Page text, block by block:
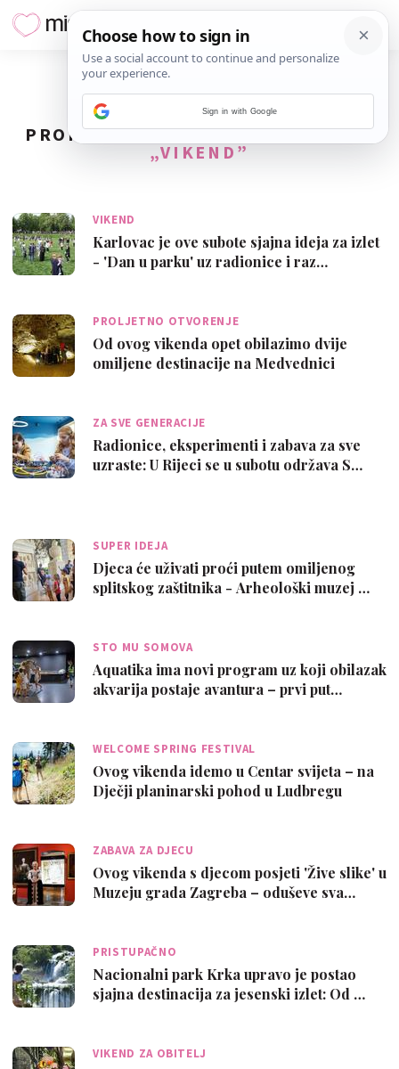
PRONAĐENO20REZULTATA ZA TAG
„VIKEND”
VIKEND
Karlovac je ove subote sjajna ideja za izlet
- 'Dan u parku' uz radionice i raz…
PROLJETNO OTVORENJE
Od ovog vikenda opet obilazimo dvije
omiljene destinacije na Medvednici
ZA SVE GENERACIJE
Radionice, eksperimenti i zabava za sve
uzraste: U Rijeci se u subotu održava S…
SUPER IDEJA
Djeca će uživati proći putem omiljenog
splitskog zaštitnika - Arheološki muzej …
STO MU SOMOVA
Aquatika ima novi program uz koji obilazak
akvarija postaje avantura – prvi put…
WELCOME SPRING FESTIVAL
Ovog vikenda idemo u Centar svijeta – na
Dječji planinarski pohod u Ludbregu
ZABAVA ZA DJECU
Ovog vikenda s djecom posjeti 'Žive slike' u
Muzeju grada Zagreba – oduševe sva…
PRISTUPAČNO
Nacionalni park Krka upravo je postao
sjajna destinacija za jesenski izlet: Od …
VIKEND ZA OBITELJ
Sign in with Google